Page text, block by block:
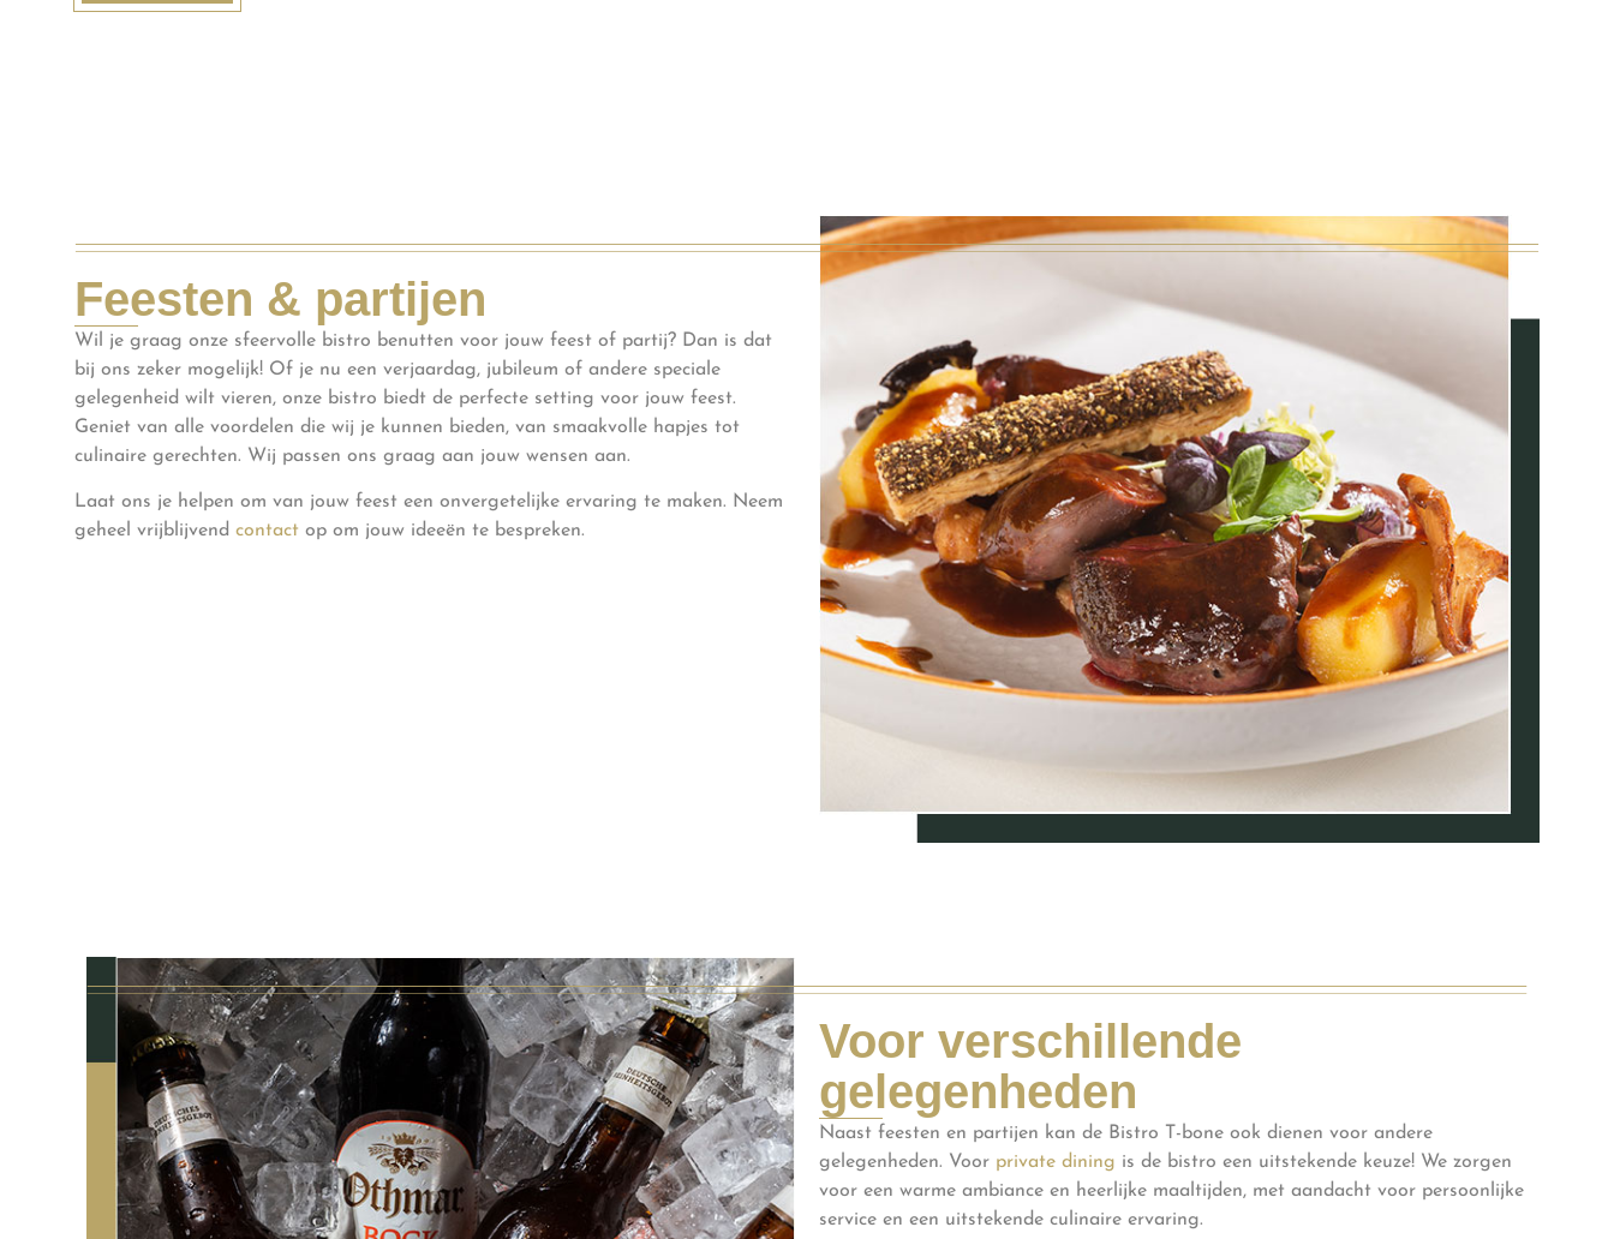
Feesten & partijen
Wil je graag onze sfeervolle bistro benutten voor jouw feest of partij? Dan is dat
bij ons zeker mogelijk! Of je nu een verjaardag, jubileum of andere speciale
gelegenheid wilt vieren, onze bistro biedt de perfecte setting voor jouw feest.
Geniet van alle voordelen die wij je kunnen bieden, van smaakvolle hapjes tot
culinaire gerechten. Wij passen ons graag aan jouw wensen aan.
Laat ons je helpen om van jouw feest een onvergetelijke ervaring te maken. Neem
geheel vrijblijvend contact op om jouw ideeën te bespreken.
Voor verschillende
gelegenheden
Naast feesten en partijen kan de Bistro T-bone ook dienen voor andere
gelegenheden. Voor private dining is de bistro een uitstekende keuze! We zorgen
voor een warme ambiance en heerlijke maaltijden, met aandacht voor persoonlijke
service en een uitstekende culinaire ervaring.